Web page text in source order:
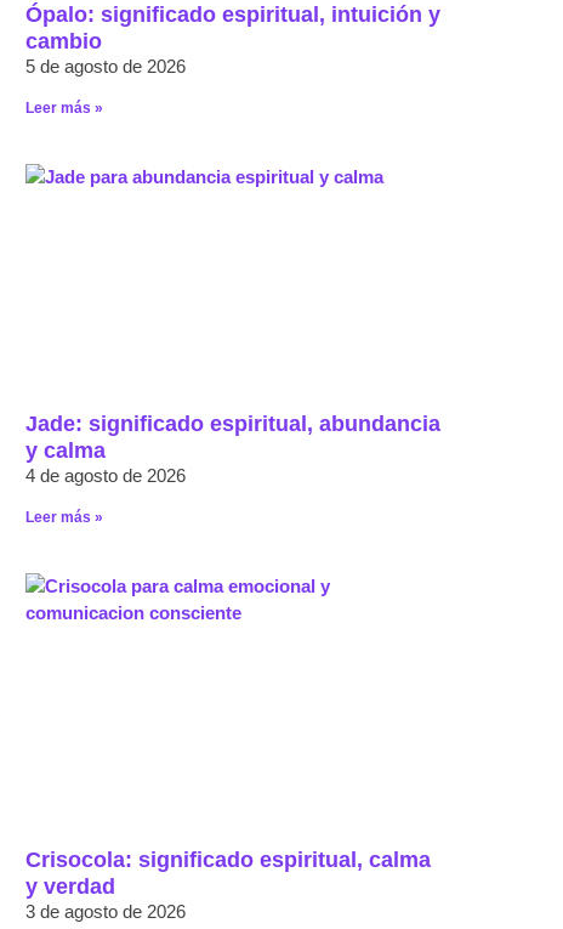
Ópalo: significado espiritual, intuición y
cambio
5 de agosto de 2026
Leer más »
Jade: significado espiritual, abundancia
y calma
4 de agosto de 2026
Leer más »
Crisocola: significado espiritual, calma
y verdad
3 de agosto de 2026